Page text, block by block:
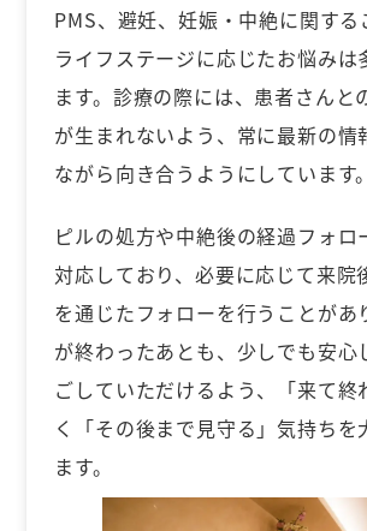
PMS、避妊、妊娠・中絶に関する
ライフステージに応じたお悩みは
ます。診療の際には、患者さんと
が生まれないよう、常に最新の情
ながら向き合うようにしています。
ピルの処方や中絶後の経過フォロ
対応しており、必要に応じて来院
を通じたフォローを行うことがあ
が終わったあとも、少しでも安心
ごしていただけるよう、「来て終
く「その後まで見守る」気持ちを
ます。